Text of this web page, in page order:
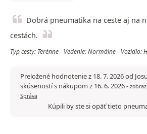
Dobrá pneumatika na ceste aj na
cestách.
Typ cesty: Terénne - Vedenie: Normálne - Vozidlo:
Preložené hodnotenie z 18. 7. 2026 od
skúseností s nákupom z 16. 6. 2026-
Správa
Kúpili by ste si opäť tieto